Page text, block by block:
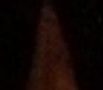
zu